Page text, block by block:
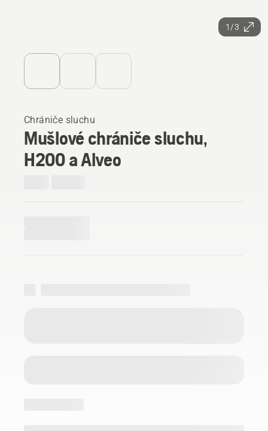
1/3
Chrániče sluchu
Mušlové chrániče sluchu,
H200 a Alveo